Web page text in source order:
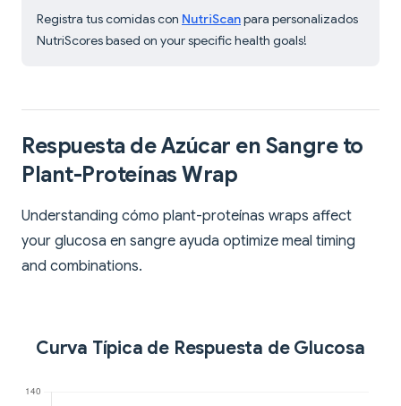
Registra tus comidas con NutriScanpara personalizados
NutriScores based on your specific health goals!
Respuesta de Azúcar en Sangre to
Plant-Proteínas Wrap
Understanding cómo plant-proteínas wraps affect
your glucosa en sangre ayuda optimize meal timing
and combinations.
Curva Típica de Respuesta de Glucosa